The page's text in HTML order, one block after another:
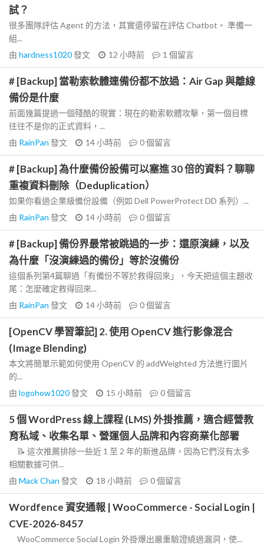
試？
很多團隊評估 Agent 的方法，其實還停留在評估 Chatbot。 準備一
組...
由 hardness1020發文 12 小時前 1 個留言
# [Backup] 當勒索軟體連備份都不放過：Air Gap 與離線
備份是什麼
前面幾篇提過一個殘酷的現實：現在的勒索軟體攻擊，第一個目標
往往不是你的正式資料，...
由 RainPan 發文 14 小時前 0個留言
# [Backup] 為什麼備份設備可以塞進 30 倍的資料？聊聊
重複資料刪除（Deduplication）
如果你看過企業級備份設備（例如 Dell PowerProtect DD 系列）...
由 RainPan 發文 14 小時前 0個留言
# [Backup] 備份界最常被跳過的一步：還原演練，以及
為什麼「沒演練過的備份」等於沒備份
這個系列第4篇聊過「有備份不等於救得回來」，今天把這個主題收
尾：怎麼確定救得回來...
由 RainPan 發文 14 小時前 0個留言
[OpenCV 學習筆記] 2. 使用 OpenCV 進行影像混合
(Image Blending)
本文將簡單示範如何使用 OpenCV 的 addWeighted 方法進行圖片
的...
由 logohow1020發文 15 小時前 0個留言
5 個 WordPress 線上課程 (LMS) 外掛推薦，適合經營教
育私域、收集名單、營運個人品牌和內容商業化部署
📝 這次推薦排除一些近 1 至 2 年的新進品牌，因為它們沒有太多
相關數據可供...
由 Mack Chan 發文 18 小時前 0個留言
Wordfence 資安通報 | WooCommerce - Social Login |
CVE-2026-8457
WooCommerce Social Login 外掛爆出嚴重驗證繞過漏洞，使...